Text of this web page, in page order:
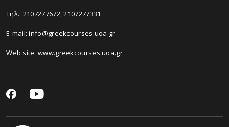
Τηλ.: 2107277672, 2107277331
E-mail: info@greekcourses.uoa.gr
Web site: www.greekcourses.uoa.gr